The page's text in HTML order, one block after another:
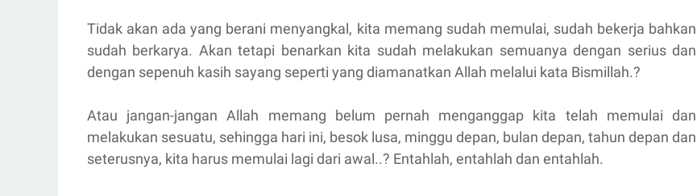
Tidak akan ada yang berani menyangkal, kita memang sudah memulai, sudah bekerja bahkan
sudah berkarya. Akan tetapi benarkan kita sudah melakukan semuanya dengan serius dan
dengan sepenuh kasih sayang seperti yang diamanatkan Allah melalui kata Bismillah.?
Atau jangan-jangan Allah memang belum pernah menganggap kita telah memulai dan
melakukan sesuatu, sehingga hari ini, besok lusa, minggu depan, bulan depan, tahun depan dan
seterusnya, kita harus memulai lagi dari awal..? Entahlah, entahlah dan entahlah.